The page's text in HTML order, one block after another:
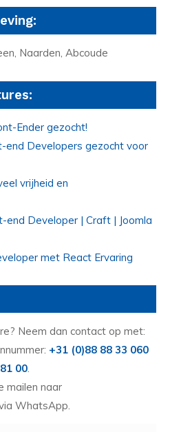
Naarden, Abcoude
Ender gezocht!
end Developers gezocht voor
vrijheid en
end Developer | Craft | Joomla
met React Ervaring
Neem dan contact op met:
+31 (0)88 88 33 060
00.
mailen naar
WhatsApp.